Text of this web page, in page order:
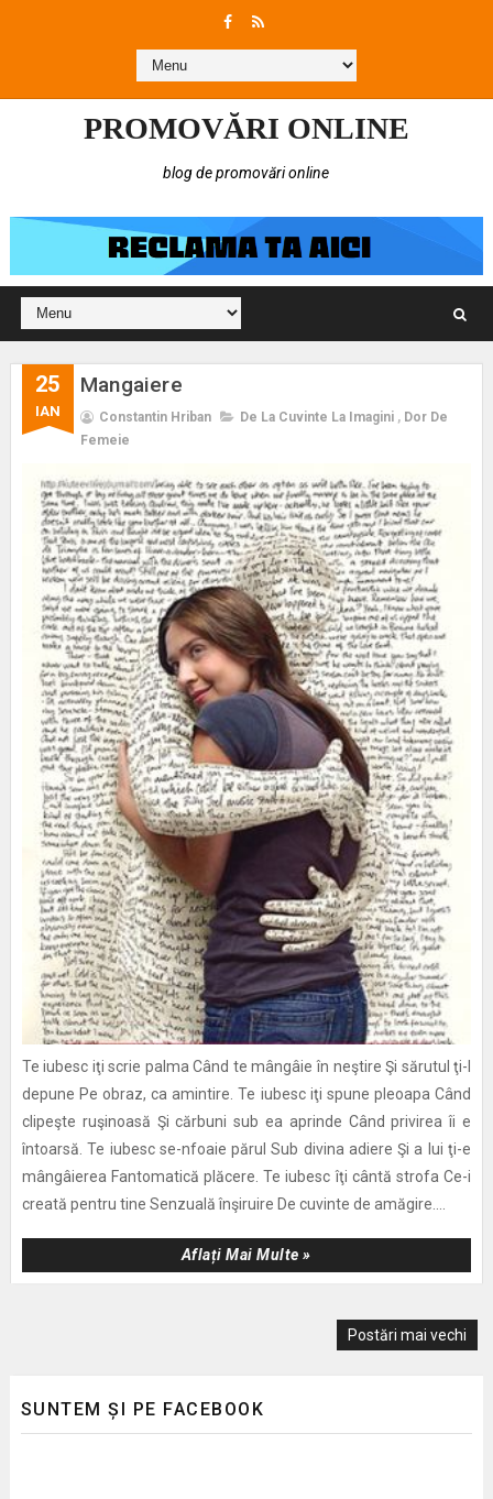
PROMOVĂRI ONLINE
blog de promovări online
25
IAN
Mangaiere
Constantin Hriban De La Cuvinte La Imagini , Dor De
Femeie
Te iubesc iţi scrie palma Când te mângâie în neştire Şi sărutul ţi-l
depune Pe obraz, ca amintire. Te iubesc iţi spune pleoapa Când
clipeşte ruşinoasă Şi cărbuni sub ea aprinde Când privirea îi e
întoarsă. Te iubesc se-nfoaie părul Sub divina adiere Şi a lui ţi-e
mângâierea Fantomatică plăcere. Te iubesc îţi cântă strofa Ce-i
creată pentru tine Senzuală înşiruire De cuvinte de amăgire....
Aflați Mai Multe »
Postări mai vechi
SUNTEM ȘI PE FACEBOOK